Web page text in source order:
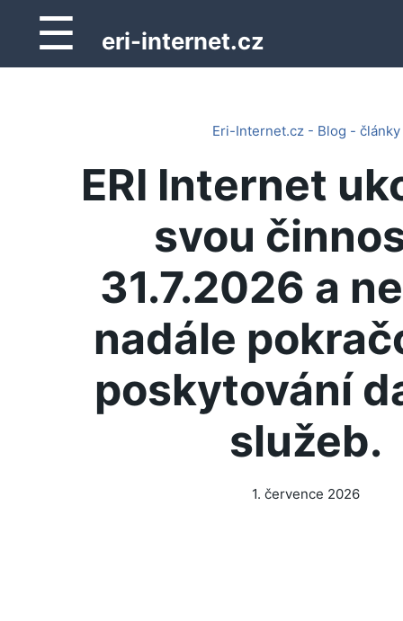
☰ eri-internet.cz
Eri-Internet.cz - Blog - články
ERI Internet
svou
31.7.2026 a
nadále
poskytování
služeb.
1. července 2026